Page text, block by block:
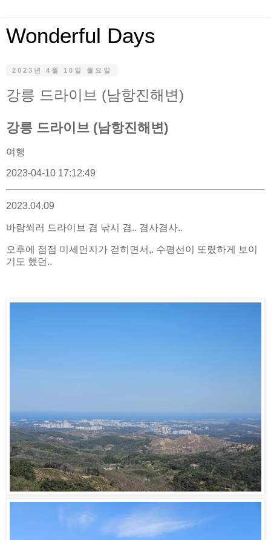
Wonderful Days
2023년 4월 10일 월요일
강릉 드라이브 (남항진해변)
강릉 드라이브 (남항진해변)
여행
2023-04-10 17:12:49
2023.04.09
바람쐬러 드라이브 겸 낚시 겸.. 겸사겸사..
오후에 점점 미세먼지가 걷히면서,. 수평선이 또렸하게 보이
기도 했던..